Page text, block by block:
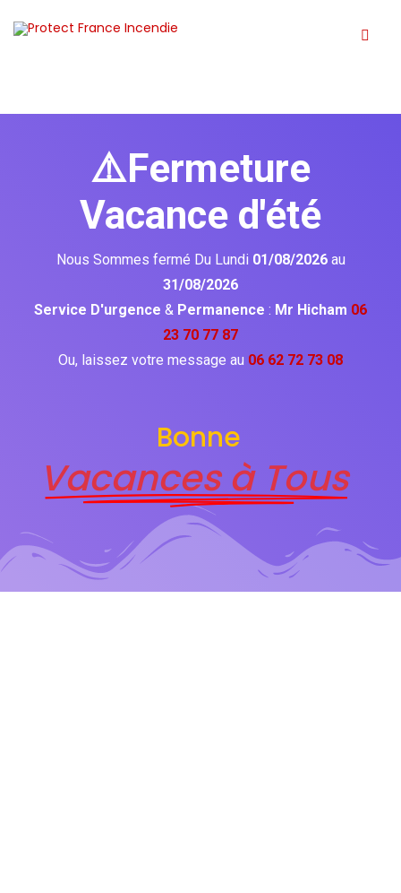
⚠️Fermeture
Vacance d'été
Nous Sommes fermé Du Lundi 01/08/2026 au
31/08/2026
Service D'urgence & Permanence : Mr Hicham 06
23 70 77 87
Ou, laissez votre message au 06 62 72 73 08
Bonne
Vacances à Tous